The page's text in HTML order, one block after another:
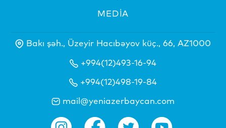
MEDİA
Bakı şəh., Üzeyir Hacıbəyov küç., 66, AZ1000
+994(12)493-16-94
+994(12)498-19-84
mail@yeniazerbaycan.com